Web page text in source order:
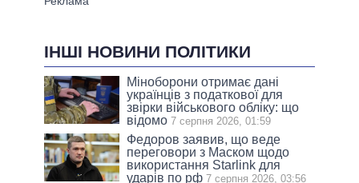
ІНШІ НОВИНИ ПОЛІТИКИ
Міноборони отримає дані
українців з податкової для
звірки військового обліку: що
відомо 7 серпня 2026, 01:59
Федоров заявив, що веде
переговори з Маском щодо
використання Starlink для
ударів по рф 7 серпня 2026, 03:56